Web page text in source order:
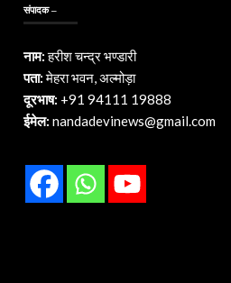
संपादक –
नाम:हरीश चन्द्र भण्डारी
पता:मेहरा भवन, अल्मोड़ा
दूरभाष: +91 94111 19888
ईमेल:nandadevinews@gmail.com